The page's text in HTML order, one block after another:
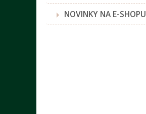
NOVINKY NA E-SHOPU